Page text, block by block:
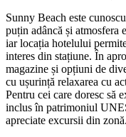
Sunny Beach este
puțin adâncă și atmosfera
iar locația hotelului
interes din stațiune. În
magazine și opțiuni de
cu ușurință relaxarea cu
Pentru cei care doresc să
inclus în patrimoniul
apreciate excursii din zonă.